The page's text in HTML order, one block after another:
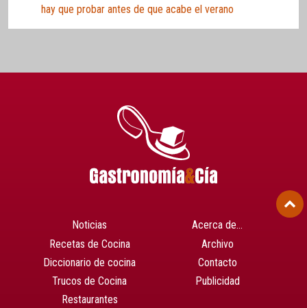
hay que probar antes de que acabe el verano
Noticias
Recetas de Cocina
Diccionario de cocina
Trucos de Cocina
Restaurantes
Acerca de…
Archivo
Contacto
Publicidad